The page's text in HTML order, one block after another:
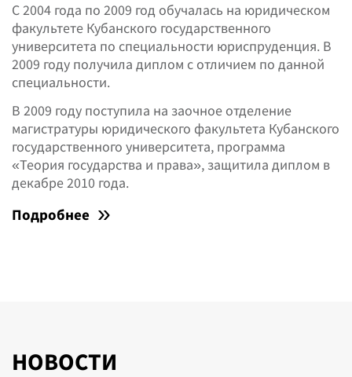
С 2004 года по 2009 год обучалась на юридическом
факультете Кубанского государственного
университета по специальности юриспруденция. В
2009 году получила диплом с отличием по данной
специальности.
В 2009 году поступила на заочное отделение
магистратуры юридического факультета Кубанского
государственного университета, программа
«Теория государства и права», защитила диплом в
декабре 2010 года.
Подробнее
НОВОСТИ